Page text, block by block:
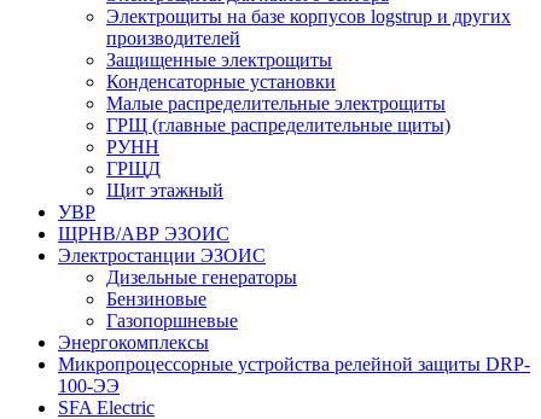
Электрощиты на базе корпусов logstrup и других
производителей
Защищенные электрощиты
Конденсаторные установки
Малые распределительные электрощиты
ГРЩ (главные распределительные щиты)
РУНН
ГРЩД
Щит этажный
УВР
ЩРНВ/АВР ЭЗОИС
Электростанции ЭЗОИС
Дизельные генераторы
Бензиновые
Газопоршневые
Энергокомплексы
Микропроцессорные устройства релейной защиты DRP-
100-ЭЭ
SFA Electric